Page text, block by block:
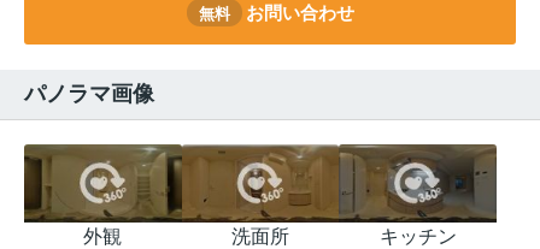
無料 お問い合わせ
パノラマ画像
外観 洗面所 キッチン